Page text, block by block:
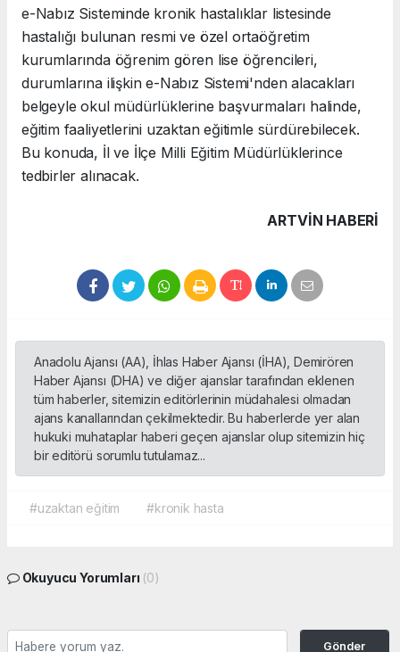
e-Nabız Sisteminde kronik hastalıklar listesinde
hastalığı bulunan resmi ve özel ortaöğretim
kurumlarında öğrenim gören lise öğrencileri,
durumlarına ilişkin e-Nabız Sistemi'nden alacakları
belgeyle okul müdürlüklerine başvurmaları halinde,
eğitim faaliyetlerini uzaktan eğitimle sürdürebilecek.
Bu konuda, İl ve İlçe Milli Eğitim Müdürlüklerince
tedbirler alınacak.
ARTVIN HABERİ
Anadolu Ajansı (AA), İhlas Haber Ajansı (İHA), Demirören
Haber Ajansı (DHA) ve diğer ajanslar tarafından eklenen
tüm haberler, sitemizin editörlerinin müdahalesi olmadan
ajans kanallarından çekilmektedir. Bu haberlerde yer alan
hukuki muhataplar haberi geçen ajanslar olup sitemizin hiç
bir editörü sorumlu tutulamaz...
#uzaktan eğitim #kronik hasta
Okuyucu Yorumları (0)
Gönder